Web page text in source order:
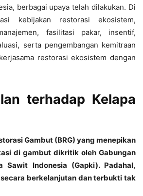
berbagai upaya telah dilakukan. Di
kebijakan restorasi ekosistem,
fasilitasi pakar, insentif,
serta pengembangan kemitraan
restorasi ekosistem dengan
terhadap Kelapa
Gambut (BRG) yang menepikan
di gambut dikritik oleh Gabungan
Sawit Indonesia (Gapki). Padahal,
berkelanjutan dan terbukti tak